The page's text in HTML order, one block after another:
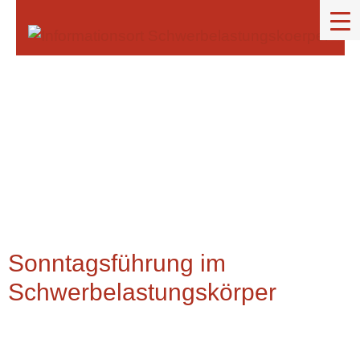
Inhalt
springen
Sonntagsführung im
Schwerbelastungskörper